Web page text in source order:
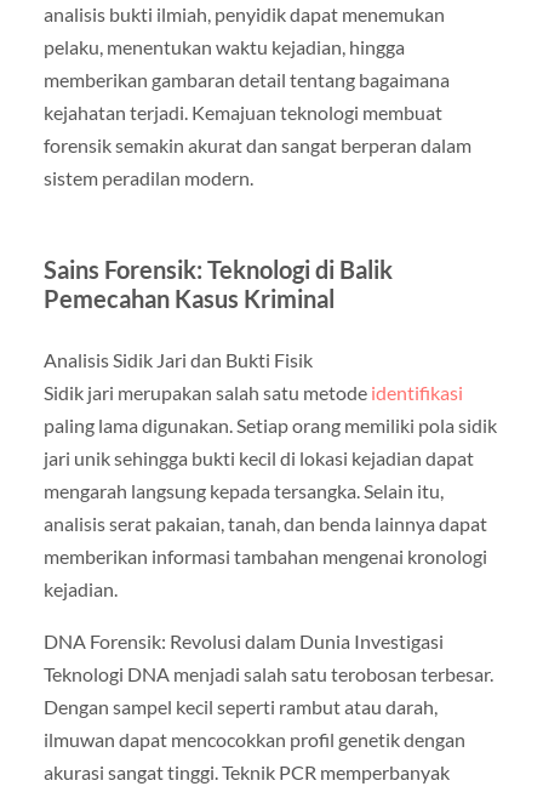
analisis bukti ilmiah, penyidik dapat menemukan
pelaku, menentukan waktu kejadian, hingga
memberikan gambaran detail tentang bagaimana
kejahatan terjadi. Kemajuan teknologi membuat
forensik semakin akurat dan sangat berperan dalam
sistem peradilan modern.
Sains Forensik: Teknologi di Balik
Pemecahan Kasus Kriminal
Analisis Sidik Jari dan Bukti Fisik
Sidik jari merupakan salah satu metode identifikasi
paling lama digunakan. Setiap orang memiliki pola sidik
jari unik sehingga bukti kecil di lokasi kejadian dapat
mengarah langsung kepada tersangka. Selain itu,
analisis serat pakaian, tanah, dan benda lainnya dapat
memberikan informasi tambahan mengenai kronologi
kejadian.
DNA Forensik: Revolusi dalam Dunia Investigasi
Teknologi DNA menjadi salah satu terobosan terbesar.
Dengan sampel kecil seperti rambut atau darah,
ilmuwan dapat mencocokkan profil genetik dengan
akurasi sangat tinggi. Teknik PCR memperbanyak